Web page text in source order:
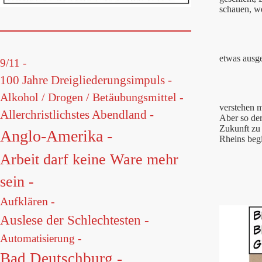
schauen,
etwas
verstehen
Aber so
Zukunft zu
Rheins
9/11 -
100 Jahre Dreigliederungsimpuls -
Alkohol / Drogen / Betäubungsmittel -
Allerchristlichstes Abendland -
Anglo-Amerika -
Arbeit darf keine Ware mehr
sein -
Aufklären -
Auslese der Schlechtesten -
Automatisierung -